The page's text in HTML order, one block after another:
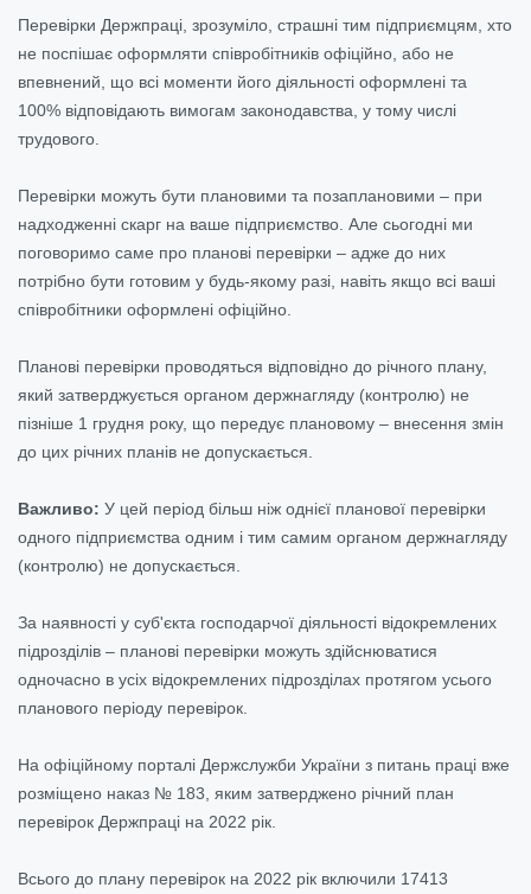
Перевірки Держпраці, зрозуміло, страшні тим підприємцям, хто
не поспішає оформляти співробітників офіційно, або не
впевнений, що всі моменти його діяльності оформлені та
100% відповідають вимогам законодавства, у тому числі
трудового.
Перевірки можуть бути плановими та позаплановими – при
надходженні скарг на ваше підприємство. Але сьогодні ми
поговоримо саме про планові перевірки – адже до них
потрібно бути готовим у будь-якому разі, навіть якщо всі ваші
співробітники оформлені офіційно.
Планові перевірки проводяться відповідно до річного плану,
який затверджується органом держнагляду (контролю) не
пізніше 1 грудня року, що передує плановому – внесення змін
до цих річних планів не допускається.
Важливо: У цей період більш ніж однієї планової перевірки
одного підприємства одним і тим самим органом держнагляду
(контролю) не допускається.
За наявності у суб'єкта господарчої діяльності відокремлених
підрозділів – планові перевірки можуть здійснюватися
одночасно в усіх відокремлених підрозділах протягом усього
планового періоду перевірок.
На офіційному порталі Держслужби України з питань праці вже
розміщено наказ № 183, яким затверджено річний план
перевірок Держпраці на 2022 рік.
Всього до плану перевірок на 2022 рік включили 17413